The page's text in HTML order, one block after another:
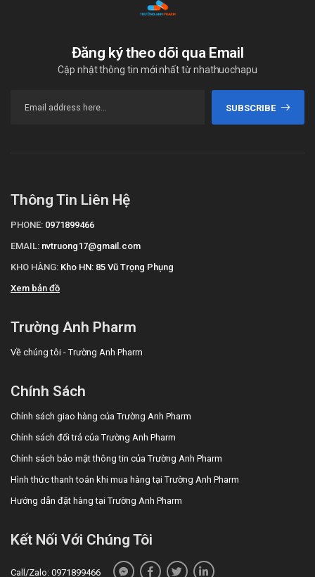
Đăng ký theo dõi qua Email
Cập nhật thông tin mới nhất từ nhathuochapu
SUBSCRIBE
Thông Tin Liên Hệ
PHONE: 0971899466
EMAIL: nvtruong17@gmail.com
KHO HÀNG: Kho HN: 85 Vũ Trọng Phụng
Xem bản đồ
Trường Anh Pharm
Về chúng tôi - Trường Anh Pharm
Chính Sách
Chính sách giao hàng của Trường Anh Pharm
Chính sách đổi trả của Trường Anh Pharm
Chính sách bảo mật thông tin của Trường Anh Pharm
Hình thức thanh toán khi mua hàng tại Trường Anh Pharm
Hướng dẫn đặt hàng tại Trường Anh Pharm
Kết Nối Với Chúng Tôi
Call/Zalo: 0971899466